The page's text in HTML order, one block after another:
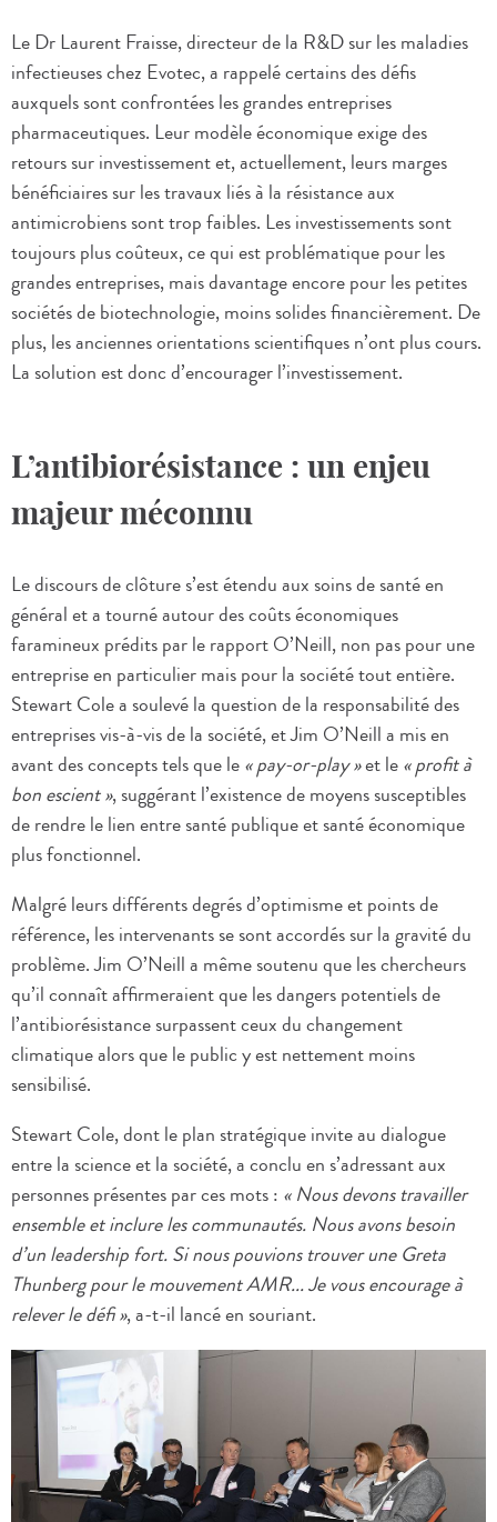
Le Dr Laurent Fraisse, directeur de la R&D sur les maladies
infectieuses chez Evotec, a rappelé certains des défis
auxquels sont confrontées les grandes entreprises
pharmaceutiques. Leur modèle économique exige des
retours sur investissement et, actuellement, leurs marges
bénéficiaires sur les travaux liés à la résistance aux
antimicrobiens sont trop faibles. Les investissements sont
toujours plus coûteux, ce qui est problématique pour les
grandes entreprises, mais davantage encore pour les petites
sociétés de biotechnologie, moins solides financièrement. De
plus, les anciennes orientations scientifiques n’ont plus cours.
La solution est donc d’encourager l’investissement.
L’antibiorésistance : un enjeu
majeur méconnu
Le discours de clôture s’est étendu aux soins de santé en
général et a tourné autour des coûts économiques
faramineux prédits par le rapport O’Neill, non pas pour une
entreprise en particulier mais pour la société tout entière.
Stewart Cole a soulevé la question de la responsabilité des
entreprises vis-à-vis de la société, et Jim O’Neill a mis en
avant des concepts tels que le« pay-or-play »et le« profit à
bon escient », suggérant l’existence de moyens susceptibles
de rendre le lien entre santé publique et santé économique
plus fonctionnel.
Malgré leurs différents degrés d’optimisme et points de
référence, les intervenants se sont accordés sur la gravité du
problème. Jim O’Neill a même soutenu que les chercheurs
qu’il connaît affirmeraient que les dangers potentiels de
l’antibiorésistance surpassent ceux du changement
climatique alors que le public y est nettement moins
sensibilisé.
Stewart Cole, dont le plan stratégique invite au dialogue
entre la science et la société, a conclu en s’adressant aux
personnes présentes par ces mots : « Nous devons travailler
ensemble et inclure les communautés. Nous avons besoin
d’un leadership fort. Si nous pouvions trouver une Greta
Thunberg pour le mouvement AMR... Je vous encourage à
relever le défi », a-t-il lancé en souriant.